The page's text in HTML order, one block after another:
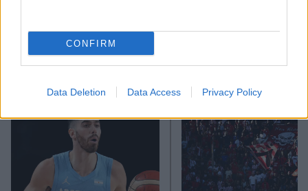
CONFIRM
Data Deletion Data Access Privacy Policy